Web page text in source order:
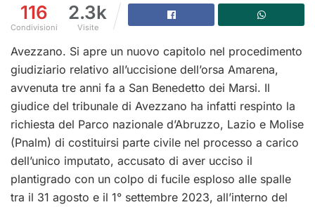
116
Condivisioni
2.3k
Visite
Avezzano. Si apre un nuovo capitolo nel procedimento
giudiziario relativo all’uccisione dell’orsa Amarena,
avvenuta tre anni fa a San Benedetto dei Marsi. Il
giudice del tribunale di Avezzano ha infatti respinto la
richiesta del Parco nazionale d’Abruzzo, Lazio e Molise
(Pnalm) di costituirsi parte civile nel processo a carico
dell’unico imputato, accusato di aver ucciso il
plantigrado con un colpo di fucile esploso alle spalle
tra il 31 agosto e il 1° settembre 2023, all’interno del